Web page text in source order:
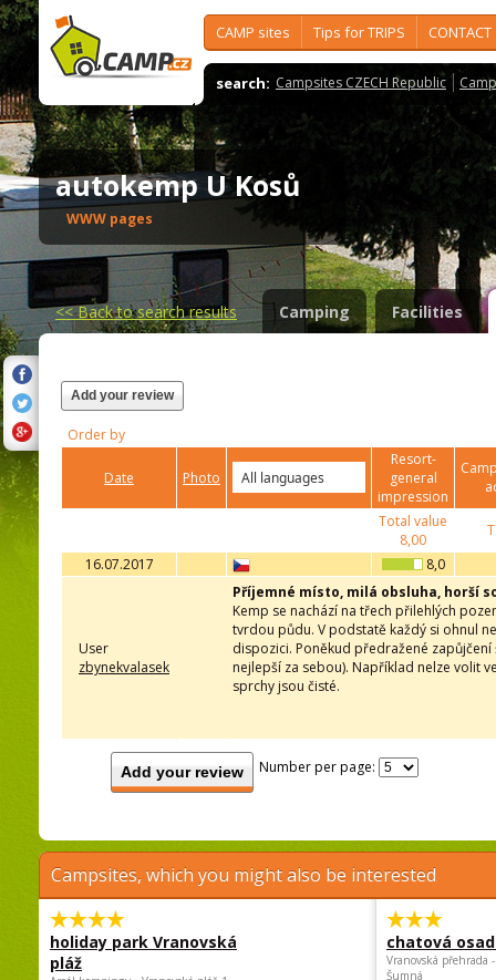
CAMP sites Tips for TRIPS CONTACT
search: Campsites CZECH Republic
autokemp U Kosů
WWW pages
<<Back to search results Camping Facilities
Add your review
Order by
Date Photo
Resort-
general
impression
Total value
8,00
16.07.2017
8,0
User
zbynekvalasek
Příjemné místo, milá obsluha, horší
Kemp se nachází na třech přilehlých
tvrdou půdu. V podstatě každý si ohnul
dispozici. Poněkud předražené
nejlepší za sebou). Například nelze volit
sprchy jsou čisté.
Add your review Number per page:
Campsites, which you might also be interested
holiday park Vranovská
pláž
chatová
Vranovská přehrada
Šumná